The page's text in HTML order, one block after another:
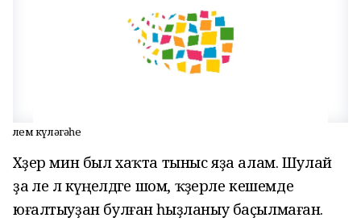
Үлем күләгәһе
Хәҙер мин был хаҡта тыныс яҙа алам. Шулай
ҙа әле лә күңелдәге шом, ҡәҙерле кешемде
юғалтыуҙан булған һыҙланыу баҫылмаған.